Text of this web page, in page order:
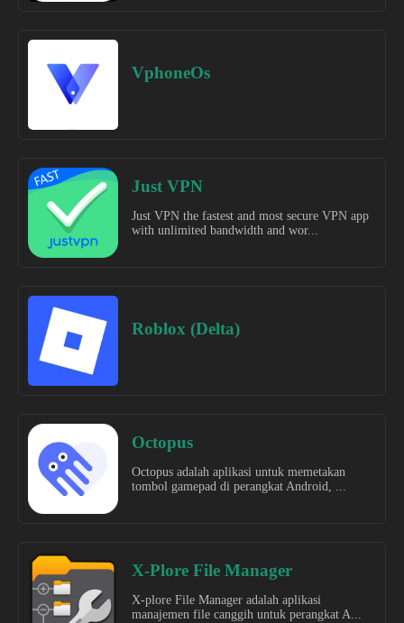
VphoneOs
Just VPN
Just VPN the fastest and most secure VPN app
with unlimited bandwidth and wor...
Roblox (Delta)
Octopus
Octopus adalah aplikasi untuk memetakan
tombol gamepad di perangkat Android, ...
X-Plore File Manager
X-plore File Manager adalah aplikasi
manajemen file canggih untuk perangkat A...